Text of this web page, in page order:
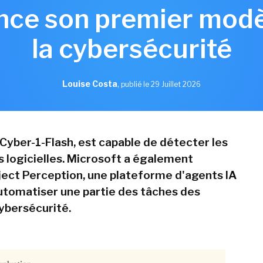
son premier
la cybersécurité
Louise Costa, publié le 29 Juillet 2026
1-Flash, est capable de détecter les
logicielles. Microsoft a également
Perception, une plateforme d'agents IA
une partie des tâches des